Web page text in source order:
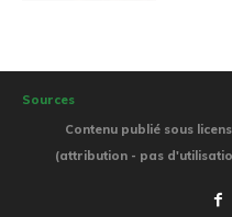
Sources
Contenu publié sous
(attribution - pas